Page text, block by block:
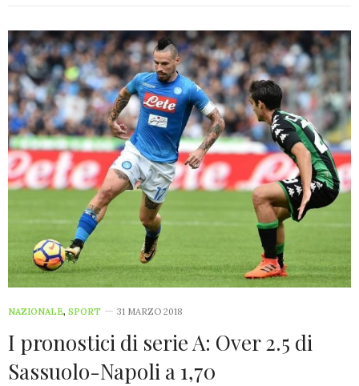
NAZIONALE, SPORT 31 MARZO 2018
I pronostici di serie A: Over 2.5 di
Sassuolo-Napoli a 1,70